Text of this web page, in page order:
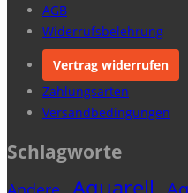
AGB
Widerrufsbelehrung
Vertrag widerrufen
Zahlungsarten
Versandbedingungen
Schlagworte